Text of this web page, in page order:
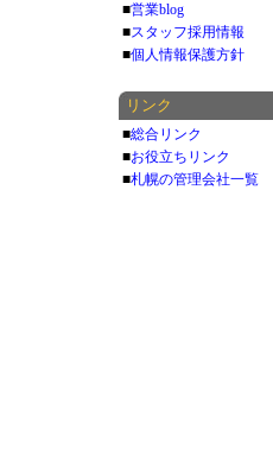
■営業blog
■スタッフ採用情報
■個人情報保護方針
リンク
■総合リンク
■お役立ちリンク
■札幌の管理会社一覧